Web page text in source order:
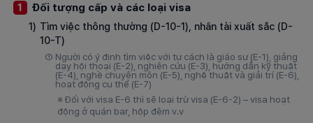
1 Đối tượng cấp và các loại visa
1) Tìm việc thông thường (D-10-1), nhân tài xuất sắc (D-
10-T)
① Người có ý định tìm việc với tư cách là giáo sư (E-1), giảng
dạy hội thoại (E-2), nghiên cứu (E-3), hướng dẫn kỹ thuật
(E-4), nghề chuyên môn (E-5), nghệ thuật và giải trí (E-6),
hoạt động cụ thể (E-7)
※ Đối với visa E-6 thì sẽ loại trừ visa (E-6-2) – visa hoạt
động ở quán bar, hộp đêm v.v